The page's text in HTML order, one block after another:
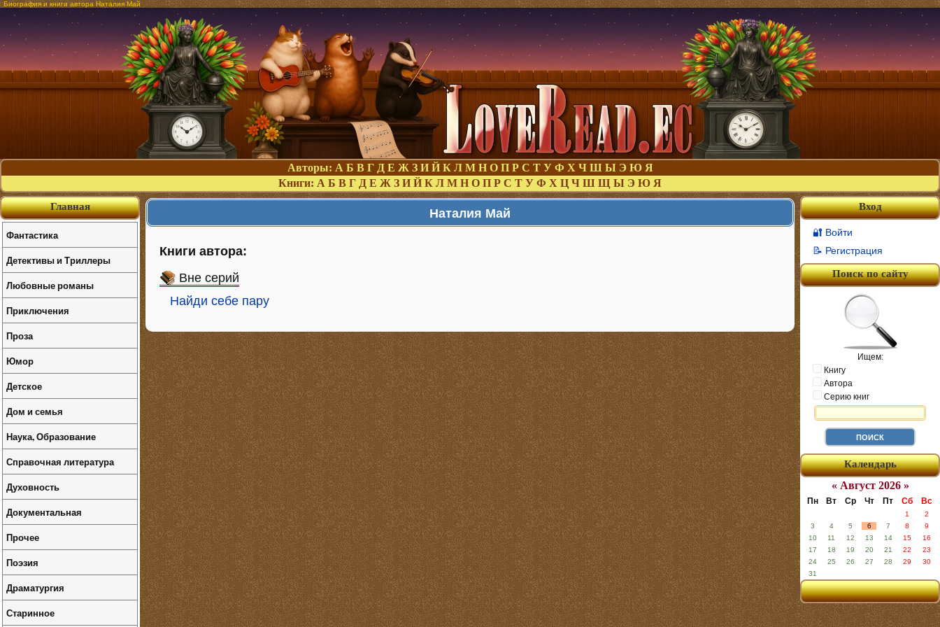
Биография и книги автора Наталия Май
Авторы: А Б В Г Д Е Ж З И Й К Л М Н О П Р С Т У Ф Х Ч Ш Ы Э Ю Я
Книги: А Б В Г Д Е Ж З И Й К Л М Н О П Р С Т У Ф Х Ц Ч Ш Щ Ы Э Ю Я
Наталия Май
Книги автора:
Вне серий
Найди себе пару
Вход
🔐 Войти
📝 Регистрация
Поиск по сайту
Ищем:
Книгу
Автора
Серию книг
Календарь
« Август 2026 »
Пн Вт Ср Чт Пт Сб Вс
1
2
3
4 5 6 7 8
9
10
11 12 13 14 15
16
17
18 19 20 21 22
23
24
25 26 27 28 29
30
31
Главная
Фантастика
Детективы и Триллеры
Любовные романы
Приключения
Проза
Юмор
Детское
Дом и семья
Наука, Образование
Справочная литература
Духовность
Документальная
Прочее
Поэзия
Драматургия
Старинное